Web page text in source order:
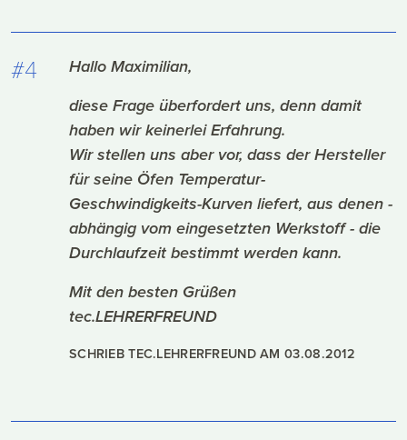
#4
Hallo Maximilian,
diese Frage überfordert uns, denn damit
haben wir keinerlei Erfahrung.
Wir stellen uns aber vor, dass der Hersteller
für seine Öfen Temperatur-
Geschwindigkeits-Kurven liefert, aus denen -
abhängig vom eingesetzten Werkstoff - die
Durchlaufzeit bestimmt werden kann.
Mit den besten Grüßen
tec.LEHRERFREUND
SCHRIEB TEC.LEHRERFREUND AM03.08.2012